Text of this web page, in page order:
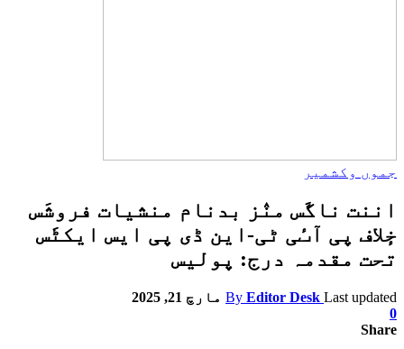
جموں وکشمیر
اننت ناگَس منٛز بدنام منشیات فروشَس
خٕلاف پی آٮٔی ٹی-این ڈی پی ایس ایکٹَس
تحت مقدمہ درج: پولیس
By Editor Desk Last updated
مارچ 21, 2025
0
Share